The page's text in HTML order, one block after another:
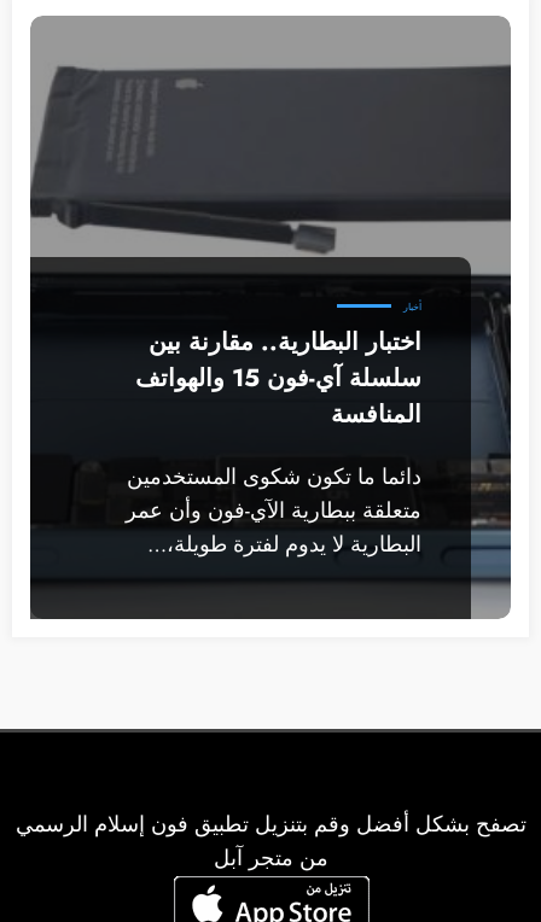
أخبار
اختبار البطارية.. مقارنة بين
سلسلة آي-فون 15 والهواتف
المنافسة
دائما ما تكون شكوى المستخدمين
متعلقة ببطارية الآي-فون وأن عمر
البطارية لا يدوم لفترة طويلة،…
تصفح بشكل أفضل وقم بتنزيل تطبيق فون إسلام الرسمي
من متجر آبل